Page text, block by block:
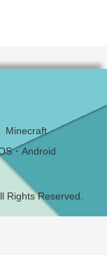
Minecraft
・Android
Rights Reserved.